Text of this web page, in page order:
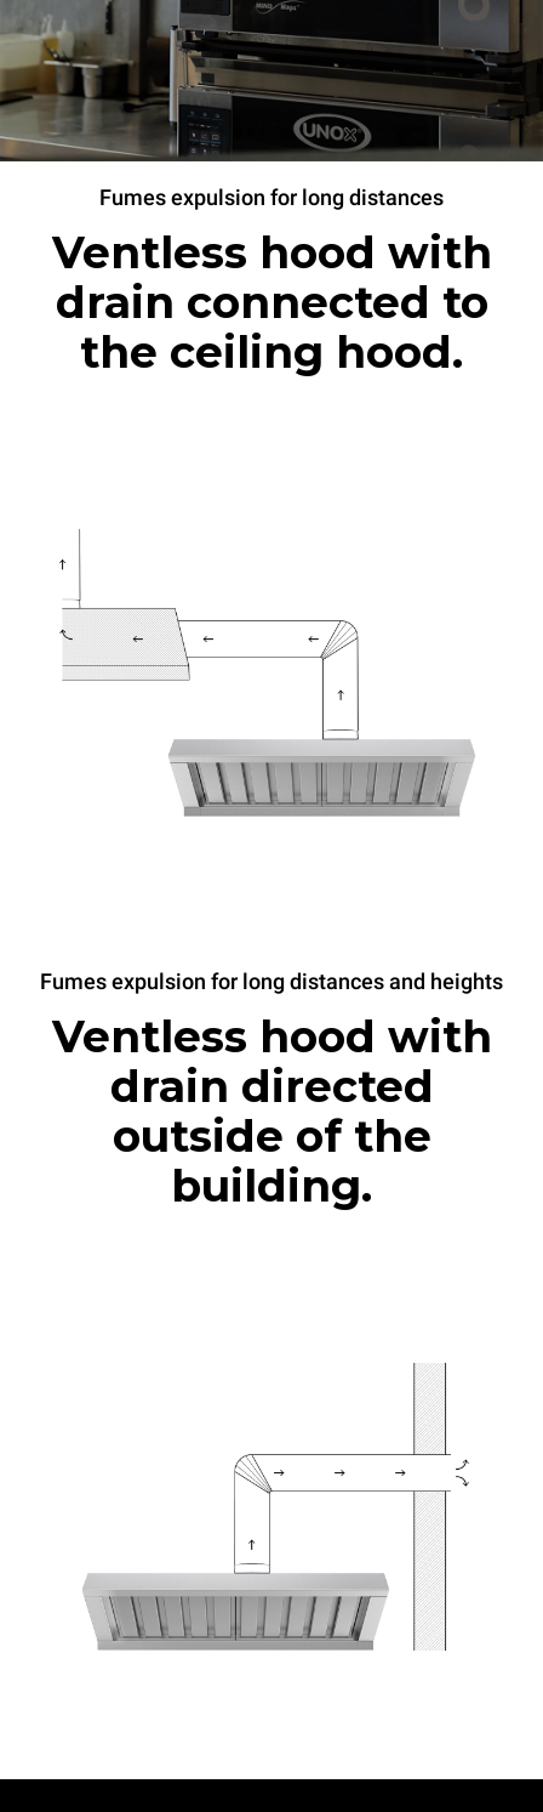
Fumes expulsion for long distances
Ventless hood with
drain connected to
the ceiling hood.
Fumes expulsion for long distances and heights
Ventless hood with
drain directed
outside of the
building.